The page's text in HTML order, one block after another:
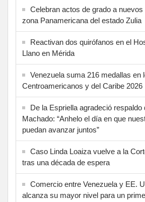
Celebran actos de grado a
zona Panamericana del estado Zulia
Reactivan dos quirófanos en el
Llano en Mérida
Venezuela suma 216 medallas en
Centroamericanos y del Caribe 2026
De la Espriella agradeció
Machado: “Anhelo el día en que
puedan avanzar juntos”
Caso Linda Loaiza vuelve a la
tras una década de espera
Comercio entre Venezuela y EE.
alcanza su mayor nivel para un